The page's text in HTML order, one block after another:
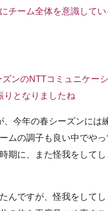
チーム全体を意識して
ンのNTTコミュニケー
りとなりましたね
今年の春シーズンには
ムの調子も良い中でや
期に、また怪我をしてし
んですが、怪我をして